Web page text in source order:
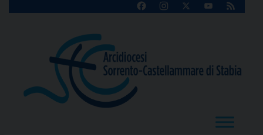
FacebookInstagram
X
YouTube
Feed